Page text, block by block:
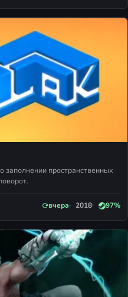
заполнении пространственных
вчера 2018 97%